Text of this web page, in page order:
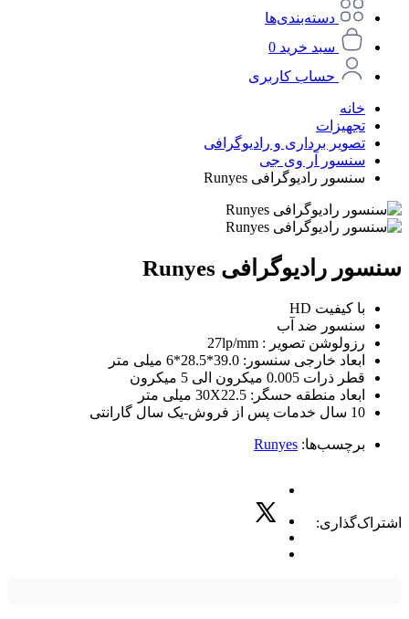
دسته‌بندی‌ها
سبد خرید 0
حساب کاربری
خانه
تجهیزات
تصویر برداری و رادیوگرافی
سنسور آر وی جی
سنسور رادیوگرافی Runyes
سنسور رادیوگرافی Runyes
با کیفیت HD
سنسور ضد آب
رزولوشن تصویر : 27lp/mm
ابعاد خارجی سنسور: 39.0*28.5*6 میلی متر
قطر ذرات 0.005 میکرون الی 5 میکرون
ابعاد منطقه حسگر: 30X22.5 میلی متر
10 سال خدمات پس از فروش-یک سال گارانتی
برچسب‌ها: Runyes
اشتراک‌گذاری: